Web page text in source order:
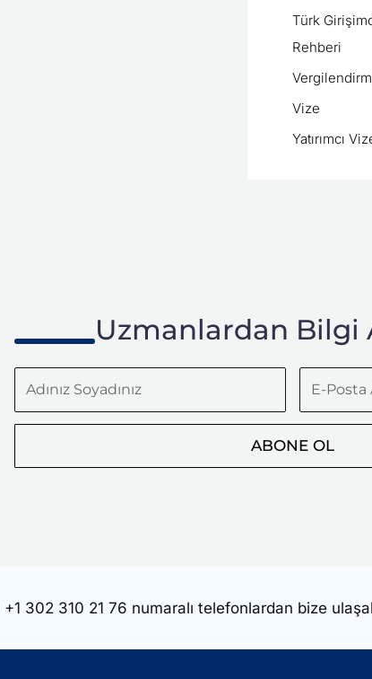
Türk
Rehberi
Vize
Yatırımcı
Uzmanlardan Bilgi
Adınız
Soyadınız
E-
Posta
Adresiniz
ABONE OL
+1 302 310 21 76 numaralı telefonlardan bize